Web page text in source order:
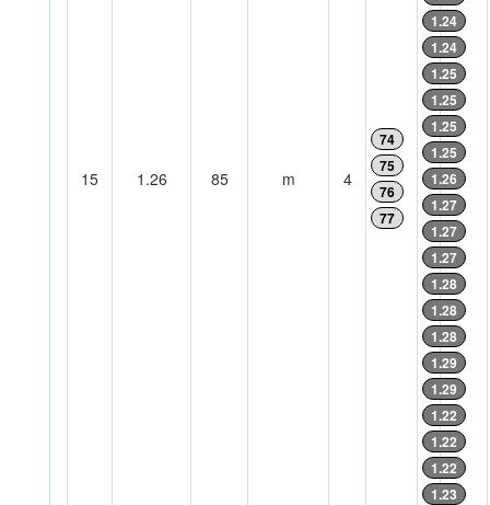
15 1.26 85 m 4
74
75
76
77
1.24
1.24
1.25
1.25
1.25
1.25
1.26
1.27
1.27
1.27
1.28
1.28
1.28
1.29
1.29
1.22
1.22
1.22
1.23